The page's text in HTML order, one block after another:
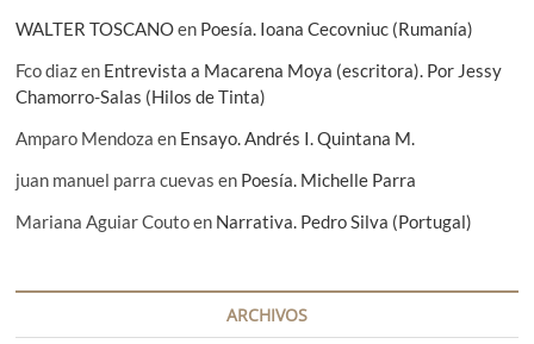
a
s
WALTER TOSCANOen Poesía. Ioana Cecovniuc (Rumanía)
Fco diazen Entrevista a Macarena Moya (escritora). Por Jessy
Chamorro-Salas (Hilos de Tinta)
Amparo Mendoza en Ensayo. Andrés I. Quintana M.
juan manuel parra cuevas en Poesía. Michelle Parra
Mariana Aguiar Coutoen Narrativa. Pedro Silva (Portugal)
ARCHIVOS